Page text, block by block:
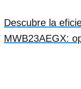
Descubre la
MWB23AEGX: